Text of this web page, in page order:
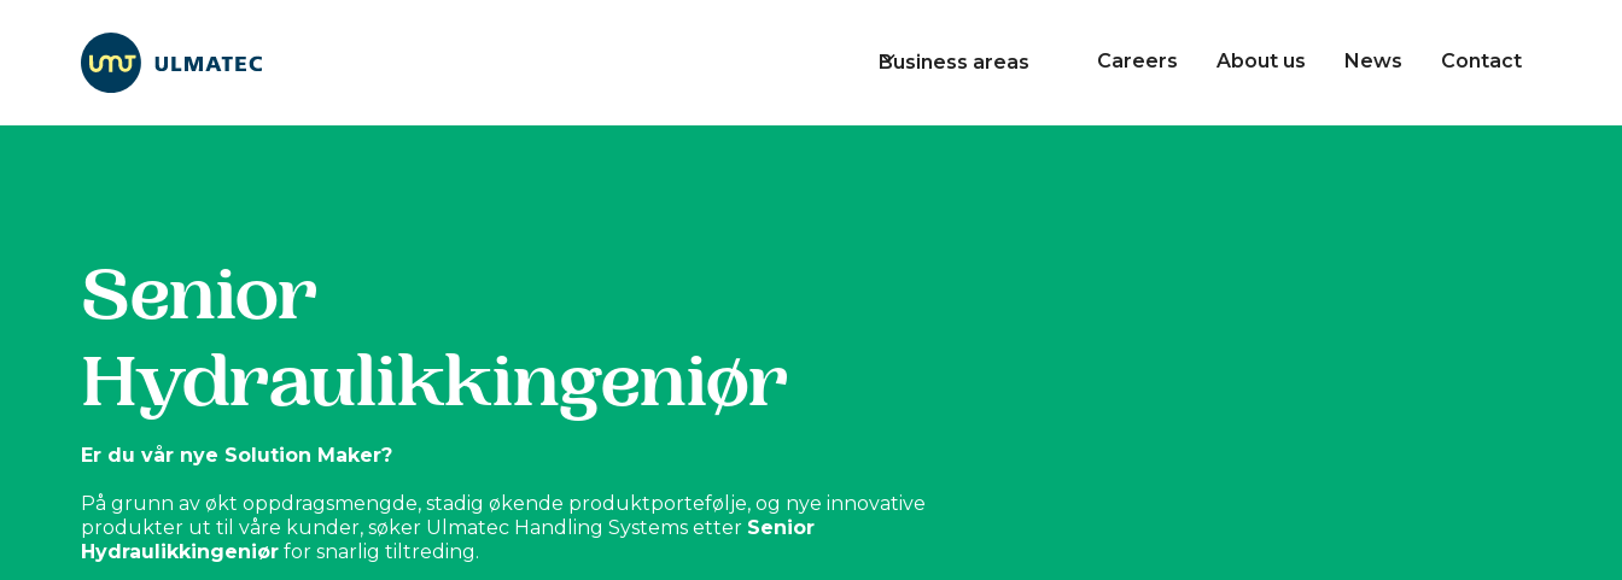
Business areas Careers About us News Contact
Senior
Hydraulikkingeniør
Er du vår nye Solution Maker?
På grunn av økt oppdragsmengde, stadig økende produktportefølje, og nye innovative
produkter ut til våre kunder, søker Ulmatec Handling Systems etter Senior
Hydraulikkingeniør for snarlig tiltreding.